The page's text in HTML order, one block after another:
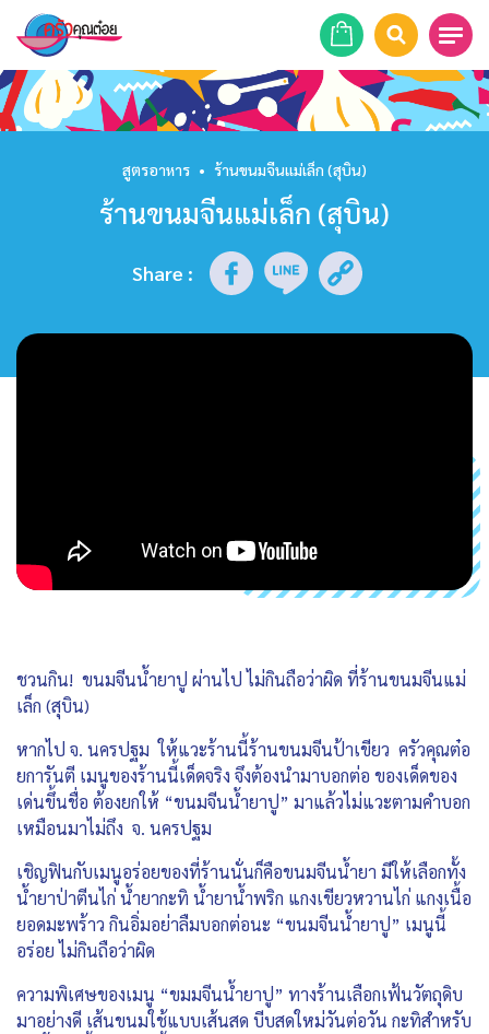
หน้าแรก
ร้านอาหาร
รายการย้อนหลัง
สูตรอาหาร • ร้านขนมจีนแม่เล็ก (สุบิน)
ร้านขนมจีนแม่เล็ก (สุบิน)
Share :
ชวนกิน! ขนมจีนน้ำยาปู ผ่านไป ไม่กินถือว่าผิด ที่ร้านขนมจีนแม่
เล็ก (สุบิน)
หากไป จ. นครปฐม ให้แวะร้านนี้ร้านขนมจีนป้าเขียว ครัวคุณต๋อ
ยการันตี เมนูของร้านนี้เด็ดจริง จึงต้องนำมาบอกต่อ ของเด็ดของ
เด่นขึ้นชื่อ ต้องยกให้ “ขนมจีนน้ำยาปู” มาแล้วไม่แวะตามคำบอก
เหมือนมาไม่ถึง จ. นครปฐม
เชิญฟินกับเมนูอร่อยของที่ร้านนั่นก็คือขนมจีนน้ำยา มีให้เลือกทั้ง
น้ำยาป่าตีนไก่ น้ำยากะทิ น้ำยาน้ำพริก แกงเขียวหวานไก่ แกงเนื้อ
ยอดมะพร้าว กินอิ่มอย่าลืมบอกต่อนะ “ขนมจีนน้ำยาปู” เมนูนี้
อร่อย ไม่กินถือว่าผิด
ความพิเศษของเมนู “ขมมจีนน้ำยาปู” ทางร้านเลือกเฟ้นวัตถุดิบ
มาอย่างดี เส้นขนมใช้แบบเส้นสด บีบสดใหม่วันต่อวัน กะทิสำหรับ